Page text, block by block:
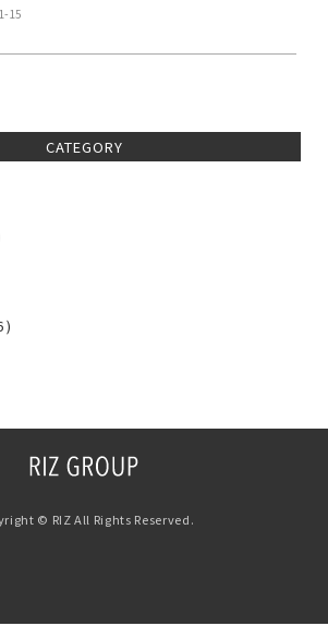
15
CATEGORY
© RIZ All Rights Reserved.